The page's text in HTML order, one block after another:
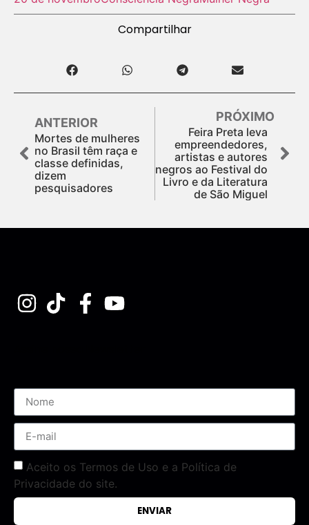
Compartilhar
ANTERIOR
Mortes de mulheres
no Brasil têm raça e
classe definidas,
dizem
pesquisadores
PRÓXIMO
Feira Preta leva
empreendedores,
artistas e autores
negros ao Festival do
Livro e da Literatura
de São Miguel
Aceito os Termos de Uso e a Política de
Privacidade do site.
ENVIAR